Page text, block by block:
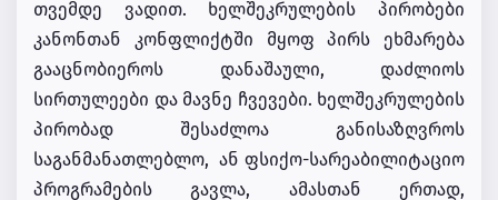
თვემდე ვადით. ხელშეკრულების პირობები
კანონთან კონფლიქტში მყოფ პირს ეხმარება
გააცნობიეროს დანაშაული, დაძლიოს
სირთულეები და მავნე ჩვევები. ხელშეკრულების
პირობად შესაძლოა განისაზღვროს
საგანმანათლებლო, ან ფსიქო-სარეაბილიტაციო
პროგრამების გავლა, ამასთან ერთად,